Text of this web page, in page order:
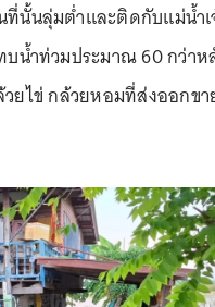
ที่นั้นลุ่มต่ำและติดกับแม่น้ำ
น้ำท่วมประมาณ 60 กว่าห
ยไข่ กล้วยหอมที่ส่งออกข